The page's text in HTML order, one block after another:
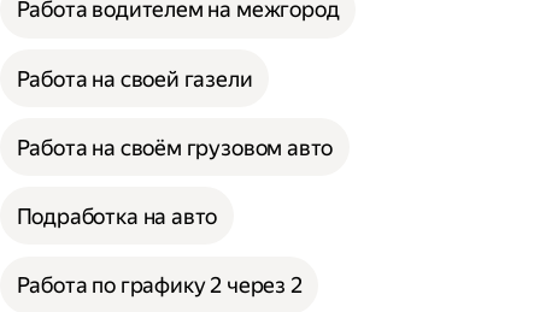
Работа водителем на межгород
Работа на своей газели
Работа на своём грузовом авто
Подработка на авто
Работа по графику 2 через 2